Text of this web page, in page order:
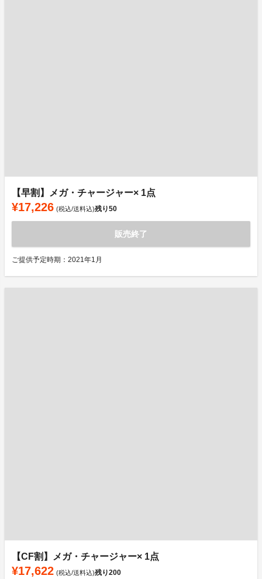
【早割】メガ・チャージャー× 1点
¥17,226 (税込/送料込)残り50
販売終了
ご提供予定時期：2021年1月
【CF割】メガ・チャージャー× 1点
¥17,622 (税込/送料込)残り200